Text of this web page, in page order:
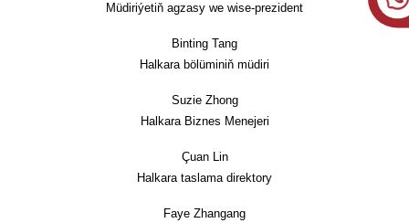
Müdiriýetiň agzasy we wise-prezident
Binting Tang
Halkara bölüminiň müdiri
Suzie Zhong
Halkara Biznes Menejeri
Çuan Lin
Halkara taslama direktory
Faye Zhangang